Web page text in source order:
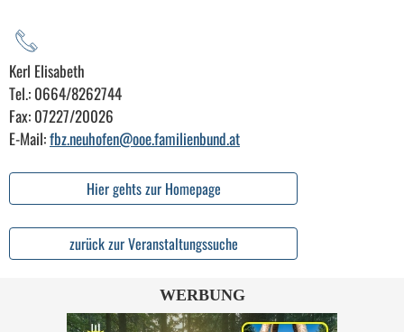
Kerl Elisabeth
Tel.: 0664/8262744
Fax: 07227/20026
E-Mail:fbz.neuhofen@ooe.familienbund.at
Hier gehts zur Homepage
zurück zur Veranstaltungssuche
WERBUNG